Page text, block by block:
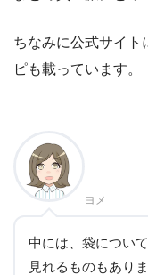
ちなみに公式サイト
ピも載っています。
ヨメ
中には、袋につい
見れるものもあり